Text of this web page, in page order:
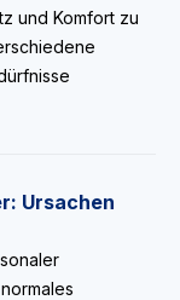
und Komfort zu
Ursachen